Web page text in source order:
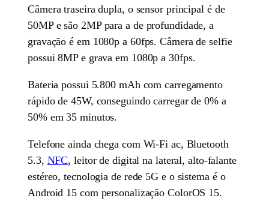
Câmera traseira dupla, o sensor principal é de
50MP e são 2MP para a de profundidade, a
gravação é em 1080p a 60fps. Câmera de selfie
possui 8MP e grava em 1080p a 30fps.
Bateria possui 5.800 mAh com carregamento
rápido de 45W, conseguindo carregar de 0% a
50% em 35 minutos.
Telefone ainda chega com Wi-Fi ac, Bluetooth
5.3, NFC, leitor de digital na lateral, alto-falante
estéreo, tecnologia de rede 5G e o sistema é o
Android 15 com personalização ColorOS 15.